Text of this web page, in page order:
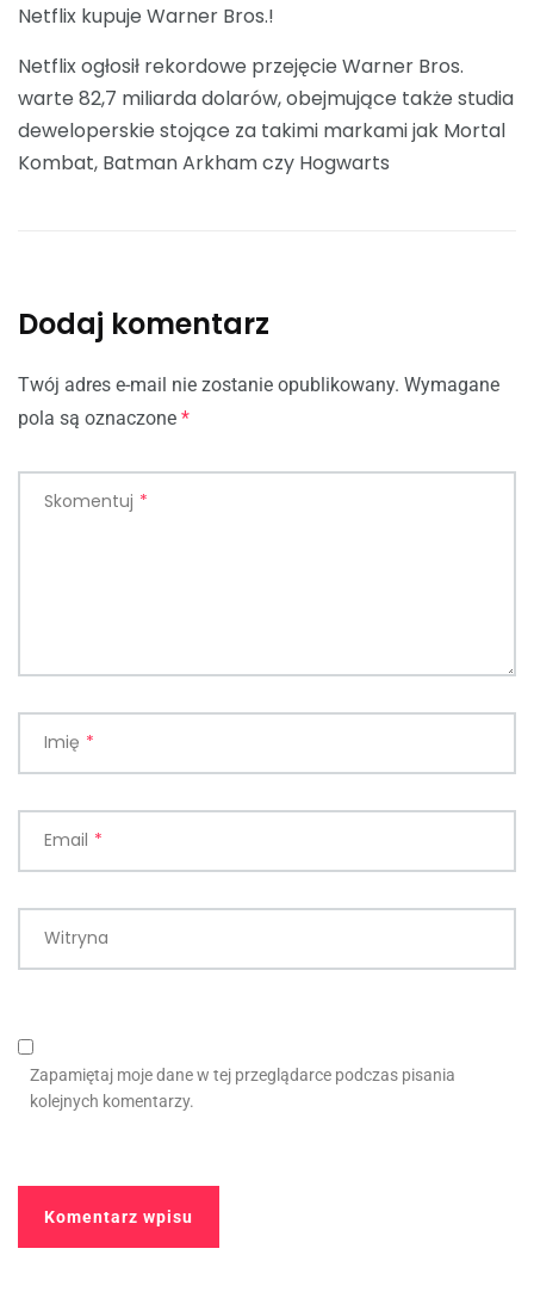
Netflix kupuje Warner Bros.!
Netflix ogłosił rekordowe przejęcie Warner Bros.
warte 82,7 miliarda dolarów, obejmujące także studia
deweloperskie stojące za takimi markami jak Mortal
Kombat, Batman Arkham czy Hogwarts
Dodaj komentarz
Twój adres e-mail nie zostanie opublikowany. Wymagane
pola są oznaczone *
Skomentuj *
Imię *
Email *
Witryna
Zapamiętaj moje dane w tej przeglądarce podczas pisania
kolejnych komentarzy.